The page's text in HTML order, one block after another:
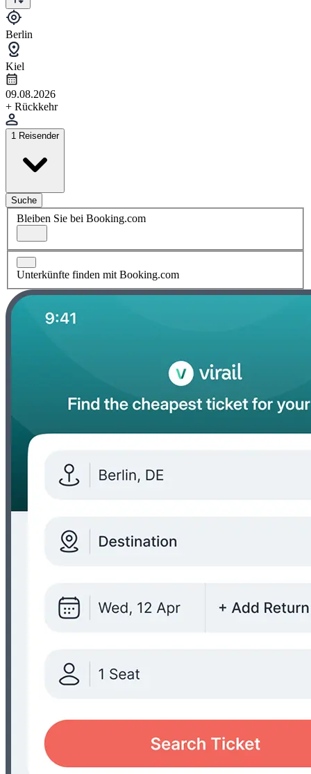
Berlin
Kiel
09.08.2026
+ Rückkehr
1 Reisender
Suche
Bleiben Sie bei Booking.com
Unterkünfte finden mit Booking.com